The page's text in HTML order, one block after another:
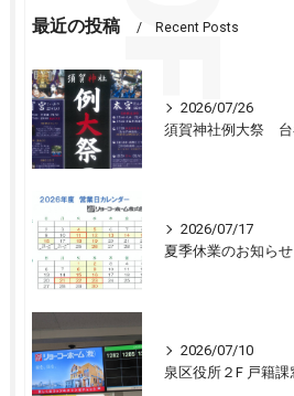
最近の投稿 Recent Posts
2026/07/26
2026/07/17
夏季休業のお知らせ
2026/07/10